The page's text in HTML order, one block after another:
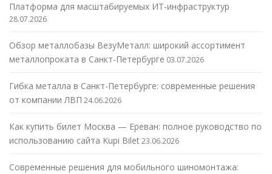
Платформа для масштабируемых ИТ-инфраструктур
28.07.2026
Обзор металлобазы ВезуМеталл: широкий ассортимент
металлопроката в Санкт-Петербурге 03.07.2026
Гибка металла в Санкт-Петербурге: современные решения
от компании ЛВП 24.06.2026
Как купить билет Москва — Ереван: полное руководство по
использованию сайта Kupi Bilet23.06.2026
Современные решения для мобильного шиномонтажа: